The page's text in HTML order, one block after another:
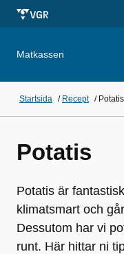
Matkassen
Startsida / Recept / Potatis
Potatis
Potatis är
klimatsmart och
Dessutom har vi
runt. Här hittar ni